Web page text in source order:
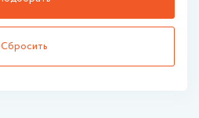
Сбросить